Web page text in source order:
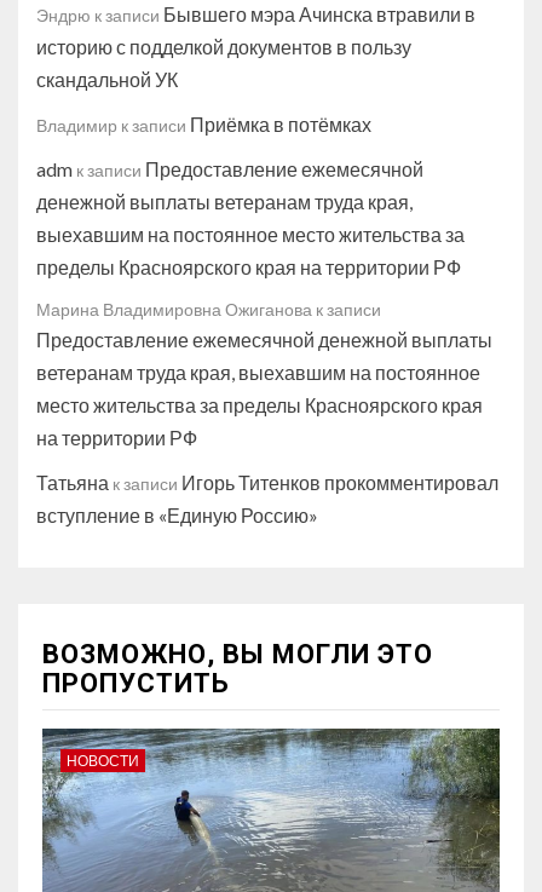
Эндрю к записи Бывшего мэра Ачинска втравили в
историю с подделкой документов в пользу
скандальной УК
Владимир к записи Приёмка в потёмках
adm к записи Предоставление ежемесячной
денежной выплаты ветеранам труда края,
выехавшим на постоянное место жительства за
пределы Красноярского края на территории РФ
Марина Владимировна Ожиганова к записи
Предоставление ежемесячной денежной выплаты
ветеранам труда края, выехавшим на постоянное
место жительства за пределы Красноярского края
на территории РФ
Татьяна к записи Игорь Титенков прокомментировал
вступление в «Единую Россию»
ВОЗМОЖНО, ВЫ МОГЛИ ЭТО
ПРОПУСТИТЬ
НОВОСТИ